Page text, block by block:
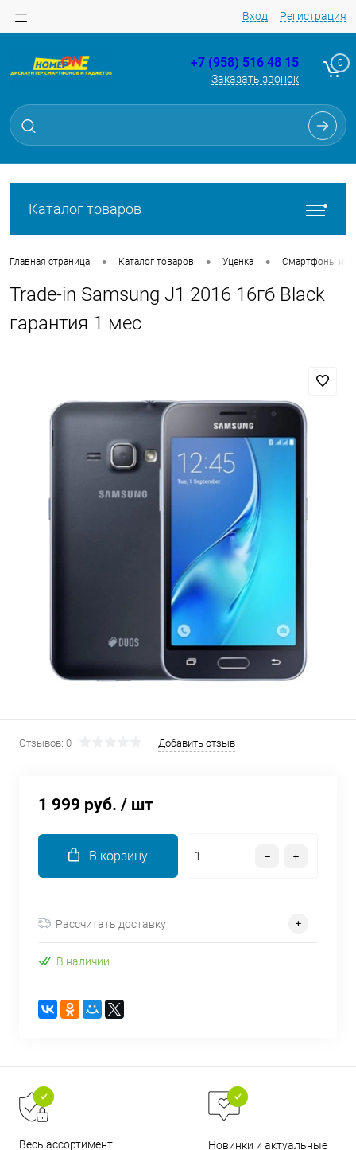
Вход Регистрация
+7 (958) 516 48 15
Заказать звонок
0
Каталог товаров
Главная страница • Каталог товаров • Уценка • Смартфоны из
Trade-in Samsung J1 2016 16гб Black
гарантия 1 мес
Отзывов: 0 Добавить отзыв
1 999 руб. / шт
В корзину
Рассчитать доставку
В наличии
Весь ассортимент
Новинки и актуальные
Для клиентов всех банков
Разбейте
без переплат
Сегодня
в корзину
Оплачивайте сегодня только
% картой любого банка
% будут
с вашей карты
каждые 2 недели
раз в 2
недели
Остались вопросы?
8 800 302-02-51
plait.ru